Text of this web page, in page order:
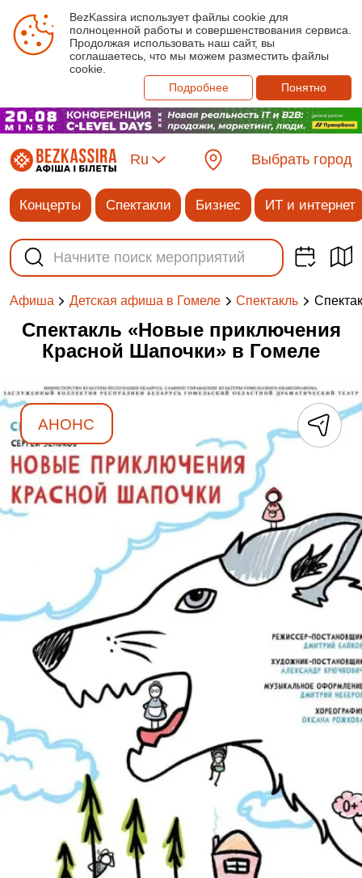
BezKassira использует файлы cookie для
полноценной работы и совершенствования сервиса.
Продолжая использовать наш сайт, вы
соглашаетесь, что мы можем разместить файлы
cookie.
Подробнее
Понятно
Ru Выбрать город
Концерты Спектакли Бизнес ИТ и интернет
Афиша Детская афиша в Гомеле Спектакль
Спектакль «Новые приключения
Красной Шапочки» в Гомеле
АНОНС